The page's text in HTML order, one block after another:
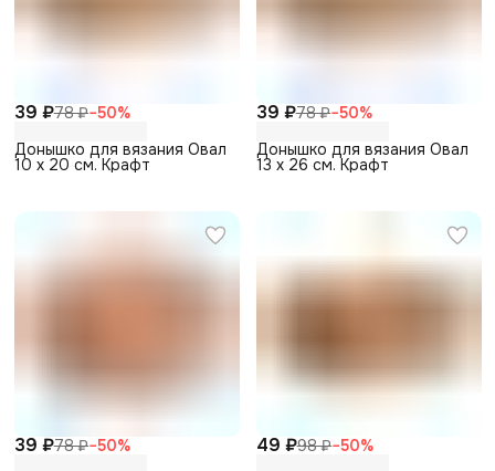
39 ₽78 ₽−50%
Донышко для вязания Овал
10 х 20 см. Крафт
39 ₽78 ₽−50%
Донышко для вязания Овал
13 х 26 см. Крафт
39 ₽78 ₽−50%
49 ₽98 ₽−50%